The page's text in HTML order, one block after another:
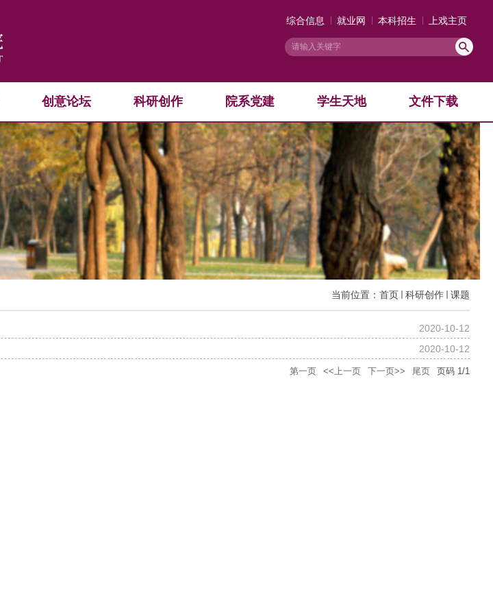
综合信息 就业网 本科招生 上戏主页
创意论坛 科研创作 院系党建 学生天地 文件下载
当前位置： 首页 科研创作 课题
2020-10-12
2020-10-12
第一页 <<上一页 下一页>> 尾页 页码 1/1